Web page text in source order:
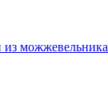
из можжевельника